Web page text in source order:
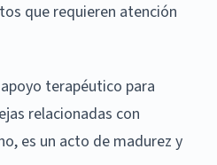
que requieren atención
terapéutico para
relacionadas con
es un acto de madurez y